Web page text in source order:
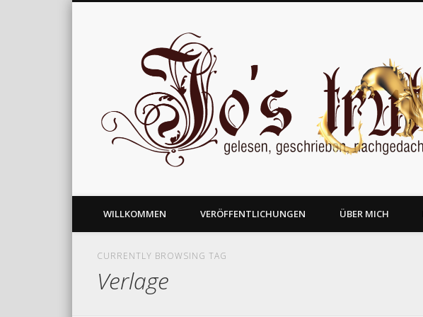
gelesen, geschrieben und nachgedacht
WILLKOMMEN VERÖFFENTLICHUNGEN ÜBER MICH
CURRENTLY BROWSING TAG
Verlage